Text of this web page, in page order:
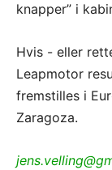
knapper” i
Hvis - eller
Leapmotor
fremstilles i
Zaragoza.